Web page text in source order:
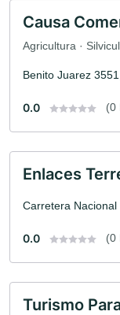
Causa
Agricultura ·
Benito Juarez
0.0 (0
Enlaces
Carretera
0.0 (0
Turismo